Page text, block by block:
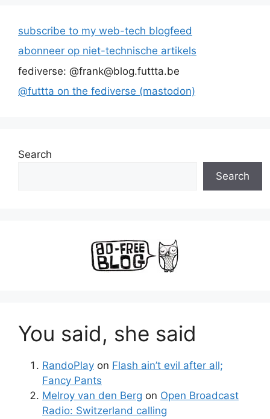
subscribe to my web-tech blogfeed
abonneer op niet-technische artikels
fediverse: @frank@blog.futtta.be
@futtta on the fediverse (mastodon)
Search
Search
You said, she said
RandoPlay on Flash ain’t evil after all;
Fancy Pants
Melroy van den Berg on Open Broadcast
Radio: Switzerland calling